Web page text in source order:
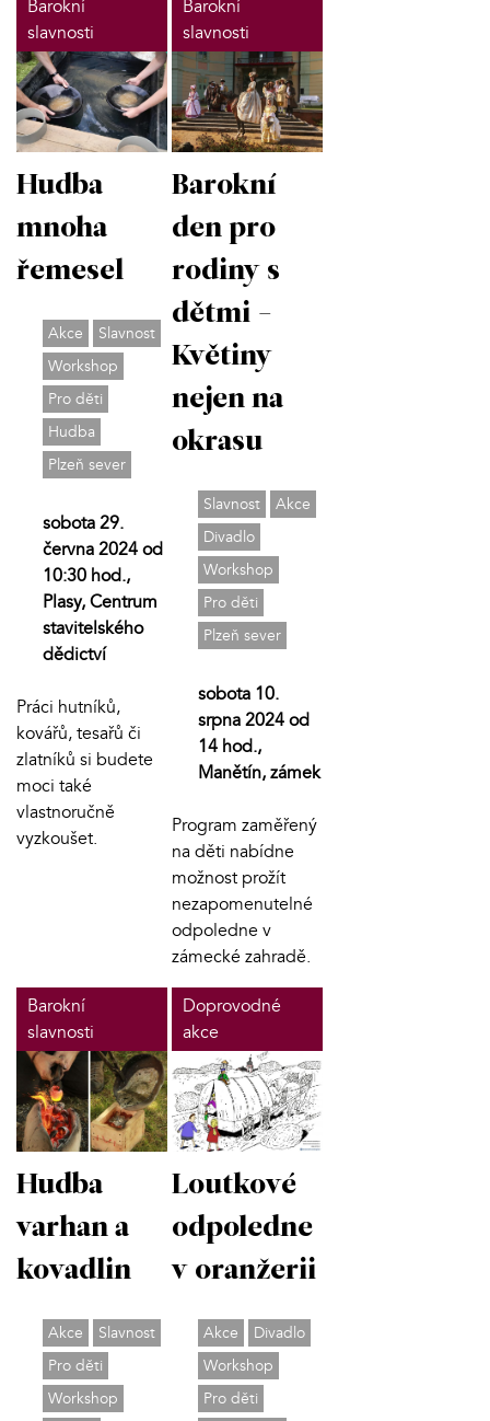
Barokní
slavnosti
Hudba
mnoha
řemesel
Akce
Slavnost
Workshop
Pro děti
Hudba
Plzeň sever
sobota 29.
června 2024 od
10:30 hod.,
Plasy, Centrum
stavitelského
dědictví
Práci hutníků,
kovářů, tesařů či
zlatníků si budete
moci také
vlastnoručně
vyzkoušet.
Barokní
slavnosti
Barokní
den pro
rodiny s
dětmi -
Květiny
nejen na
okrasu
Slavnost
Akce
Divadlo
Workshop
Pro děti
Plzeň sever
sobota 10.
srpna 2024 od
14 hod.,
Manětín, zámek
Program zaměřený
na děti nabídne
možnost prožít
nezapomenutelné
odpoledne v
zámecké zahradě.
Barokní
slavnosti
Hudba
varhan a
kovadlin
Akce
Slavnost
Pro děti
Workshop
Doprovodné
akce
Loutkové
odpoledne
v oranžerii
Akce
Divadlo
Workshop
Pro děti